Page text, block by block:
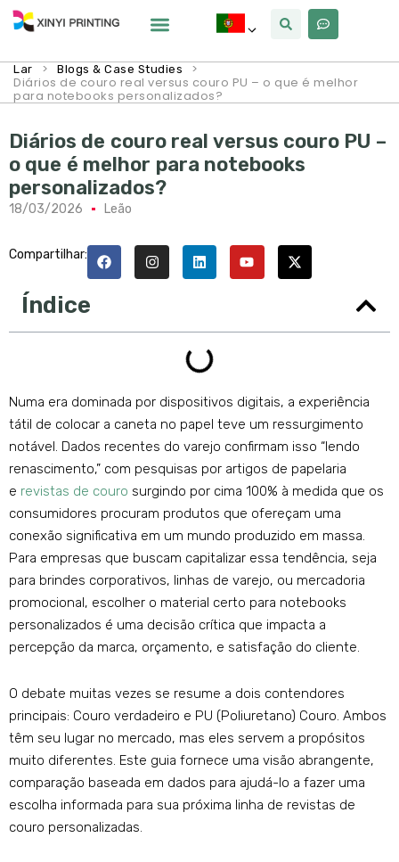
Lar > Blogs & Case Studies >
Diários de couro real versus couro PU – o que é melhor
para notebooks personalizados?
Diários de couro real versus couro PU –
o que é melhor para notebooks
personalizados?
18/03/2026 Leão
Compartilhar:
Índice
Numa era dominada por dispositivos digitais, a experiência
tátil de colocar a caneta no papel teve um ressurgimento
notável. Dados recentes do varejo confirmam isso “lendo
renascimento,” com pesquisas por artigos de papelaria
e revistas de couro surgindo por cima 100% à medida que os
consumidores procuram produtos que ofereçam uma
conexão significativa em um mundo produzido em massa.
Para empresas que buscam capitalizar essa tendência, seja
para brindes corporativos, linhas de varejo, ou mercadoria
promocional, escolher o material certo para notebooks
personalizados é uma decisão crítica que impacta a
percepção da marca, orçamento, e satisfação do cliente.
O debate muitas vezes se resume a dois contendores
principais: Couro verdadeiro e PU (Poliuretano) Couro. Ambos
têm seu lugar no mercado, mas eles servem a propósitos
muito diferentes. Este guia fornece uma visão abrangente,
comparação baseada em dados para ajudá-lo a fazer uma
escolha informada para sua próxima linha de revistas de
couro personalizadas.